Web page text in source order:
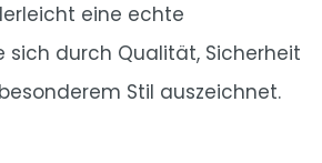
eine echte
sich durch Qualität, Sicherheit
Stil auszeichnet.